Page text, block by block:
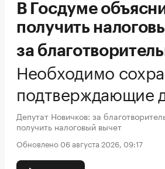
В Госдуме
получить
за
Необходимо
подтверждающие
Депутат Новичков: за
получить налоговый вычет
Обновлено 06 августа 2026, 09:17